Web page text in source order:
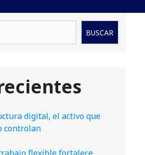
BUSCAR
digital, el activo que
controlan